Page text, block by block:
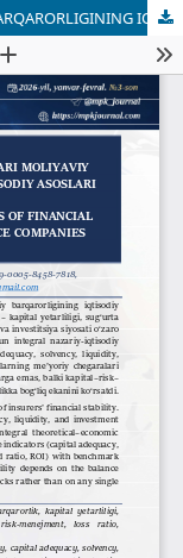
SUG‘URTA KOMPANIYALARI MOLIYAVIY BARQARORLIGINING IQTISODIY ASOSLARI